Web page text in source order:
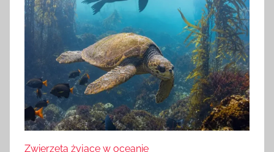
Zwierzęta żyjące w oceanie